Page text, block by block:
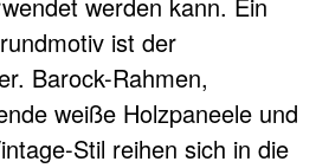
ist der
Barock-Rahmen,
weiße Holzpaneele und
Stil reihen sich in die